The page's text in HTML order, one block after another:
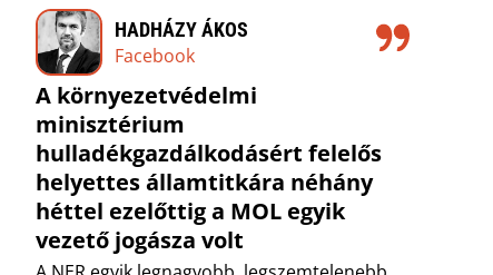
HADHÁZY ÁKOS
Facebook
A környezetvédelmi
minisztérium
hulladékgazdálkodásért felelős
helyettes államtitkára néhány
héttel ezelőttig a MOL egyik
vezető jogásza volt